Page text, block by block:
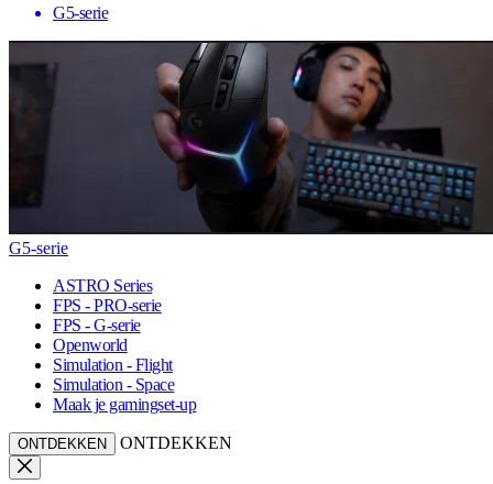
G5-serie
G5-serie
ASTRO Series
FPS - PRO-serie
FPS - G-serie
Openworld
Simulation - Flight
Simulation - Space
Maak je gamingset-up
ONTDEKKEN ONTDEKKEN